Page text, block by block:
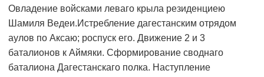
Овладение войсками леваго крыла резиденциею
Шамиля Ведеи.Истребление дагестанским отрядом
аулов по Аксаю; роспуск его. Движение 2 и 3
баталионов к Аймяки. Сформирование своднаго
баталиона Дагестанскаго полка. Наступление